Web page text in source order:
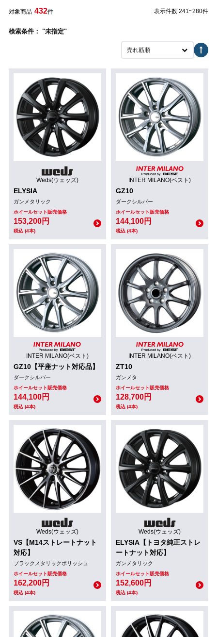
対象商品 432件 表示件数 241~280件
検索条件： "未指定"
売れ筋順
Weds(ウェッズ)
ELYSIA
ガンメタリック
ホイールセット販売価格
153,200円
税込 (4本)
INTER MILANO(ベスト)
GZ10
ダークシルバー
ホイールセット販売価格
144,100円
税込 (4本)
INTER MILANO(ベスト)
GZ10【平座ナット対応品】
ダークシルバー
ホイールセット販売価格
144,100円
税込 (4本)
INTER MILANO(ベスト)
ZT10
ガンメタ
ホイールセット販売価格
128,700円
税込 (4本)
Weds(ウェッズ)
VS【M14ストレートナット
対応】
ブラックメタリックポリッシュ
ホイールセット販売価格
162,200円
税込 (4本)
Weds(ウェッズ)
ELYSIA【トヨタ純正ストレ
ートナット対応】
ガンメタリック
ホイールセット販売価格
152,600円
税込 (4本)